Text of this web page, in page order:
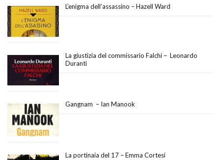
L’enigma dell’assassino – Hazell Ward
La giustizia del commissario Falchi – Leonardo
Duranti
Gangnam – Ian Manook
La portinaia del 17 – Emma Cortesi